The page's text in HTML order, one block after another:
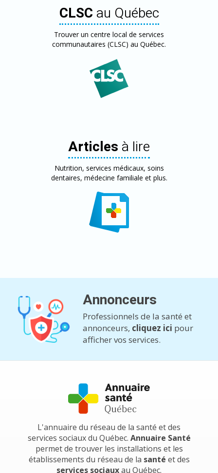
CLSC au Québec
Trouver un centre local de services
communautaires (CLSC) au Québec.
Articles à lire
Nutrition, services médicaux, soins
dentaires, médecine familiale et plus.
Annonceurs
Professionnels de la santé et
annonceurs, cliquez ici pour
afficher vos services.
L'annuaire du réseau de la santé et des
services sociaux du Québec. Annuaire Santé
permet de trouver les installations et les
établissements du réseau de la santé et des
services sociauxau Québec.